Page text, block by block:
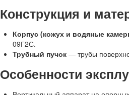
Конструкция и
Корпус (кожух и водяные
09Г2С.
Трубный пучок — трубы
Особенности